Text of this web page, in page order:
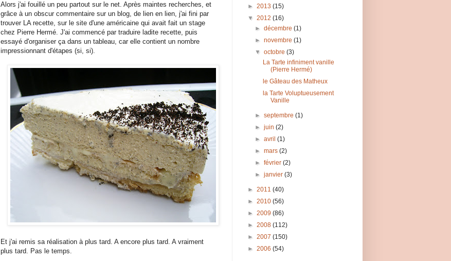
Alors j'ai fouillé un peu partout sur le net. Après maintes recherches, et
grâce à un obscur commentaire sur un blog, de lien en lien, j'ai fini par
trouver LA recette, sur le site d'une américaine qui avait fait un stage
chez Pierre Hermé. J'ai commencé par traduire ladite recette, puis
essayé d'organiser ça dans un tableau, car elle contient un nombre
impressionnant d'étapes (si, si).
Et j'ai remis sa réalisation à plus tard. A encore plus tard. A vraiment
plus tard. Pas le temps.
► 2013 (15)
▼ 2012 (16)
►décembre(1)
►novembre(1)
▼octobre(3)
La Tarte infiniment vanille
(Pierre Hermé)
le Gâteau des Matheux
la Tarte Voluptueusement
Vanille
►septembre(1)
►juin(2)
►avril(1)
►mars(2)
►février(2)
►janvier(3)
► 2011 (40)
► 2010 (56)
► 2009 (86)
► 2008 (112)
► 2007 (150)
► 2006 (54)